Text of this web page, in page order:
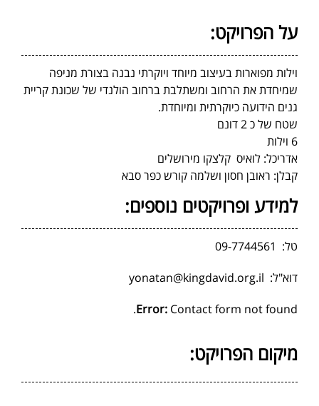
על הפרויקט:
וילות מפוארות בעיצוב מיוחד ויוקרתי נבנה בצורת מניפה
שמיחדת את הרחוב ומשתלבת ברחוב הולנדי של שכונת קריית
גנים הידועה כיוקרתית ומיוחדת.
שטח של כ 2 דונם
6 וילות
אדריכל: לואיס קלצקו מירושלים
קבלן: ראובן חסון ושלמה קורש כפר סבא
למידע ופרויקטים נוספים:
טל: 09-7744561
דוא"ל: yonatan@kingdavid.org.il
Error: Contact form not found.
מיקום הפרויקט: